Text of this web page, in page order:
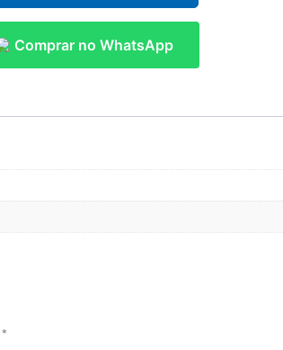
Comprar no WhatsApp
*